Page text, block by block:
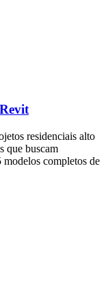
residenciais alto
que buscam
completos de